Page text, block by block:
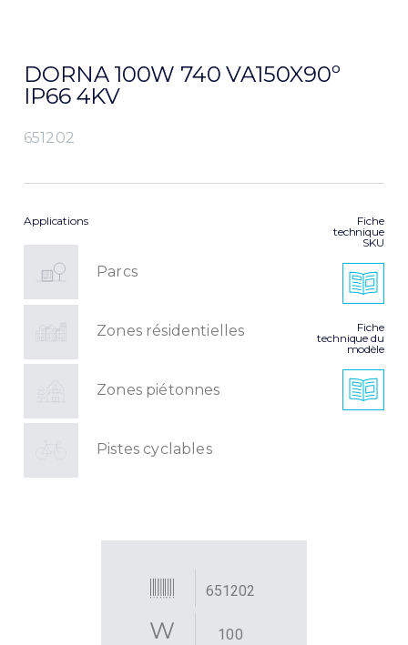
DORNA 100W 740 VA150X90º
IP66 4KV
651202
Applications
Parcs
Zones résidentielles
Zones piétonnes
Pistes cyclables
Fiche
technique
SKU
Fiche
technique du
modèle
651202
100